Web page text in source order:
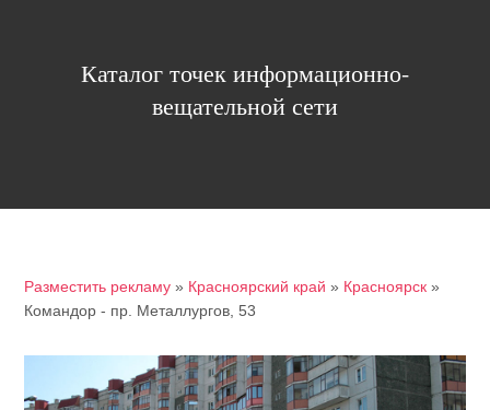
Каталог точек информационно-
вещательной сети
Разместить рекламу » Красноярский край » Красноярск »
Командор - пр. Металлургов, 53